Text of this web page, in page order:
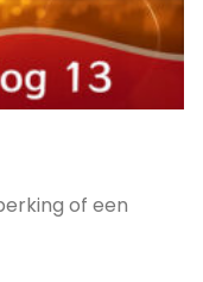
of een